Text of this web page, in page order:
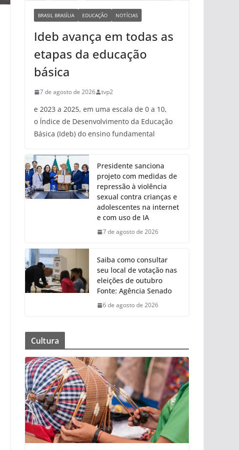
BRASIL BRASÍLIA EDUCAÇÃO NOTÍCIAS
Ideb avança em todas as
etapas da educação
básica
7 de agosto de 2026 tvp2
e 2023 a 2025, em uma escala de 0 a 10,
o Índice de Desenvolvimento da Educação
Básica (Ideb) do ensino fundamental
Presidente sanciona
projeto com medidas de
repressão à violência
sexual contra crianças e
adolescentes na internet
e com uso de IA
7 de agosto de 2026
Saiba como consultar
seu local de votação nas
eleições de outubro
Fonte: Agência Senado
6 de agosto de 2026
Cultura